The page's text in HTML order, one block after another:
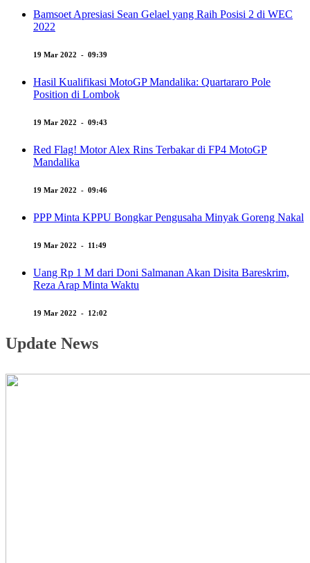
Bamsoet Apresiasi Sean Gelael yang Raih Posisi 2 di WEC
2022
19 Mar 2022 - 09:39
Hasil Kualifikasi MotoGP Mandalika: Quartararo Pole
Position di Lombok
19 Mar 2022 - 09:43
Red Flag! Motor Alex Rins Terbakar di FP4 MotoGP
Mandalika
19 Mar 2022 - 09:46
PPP Minta KPPU Bongkar Pengusaha Minyak Goreng Nakal
19 Mar 2022 - 11:49
Uang Rp 1 M dari Doni Salmanan Akan Disita Bareskrim,
Reza Arap Minta Waktu
19 Mar 2022 - 12:02
Update News